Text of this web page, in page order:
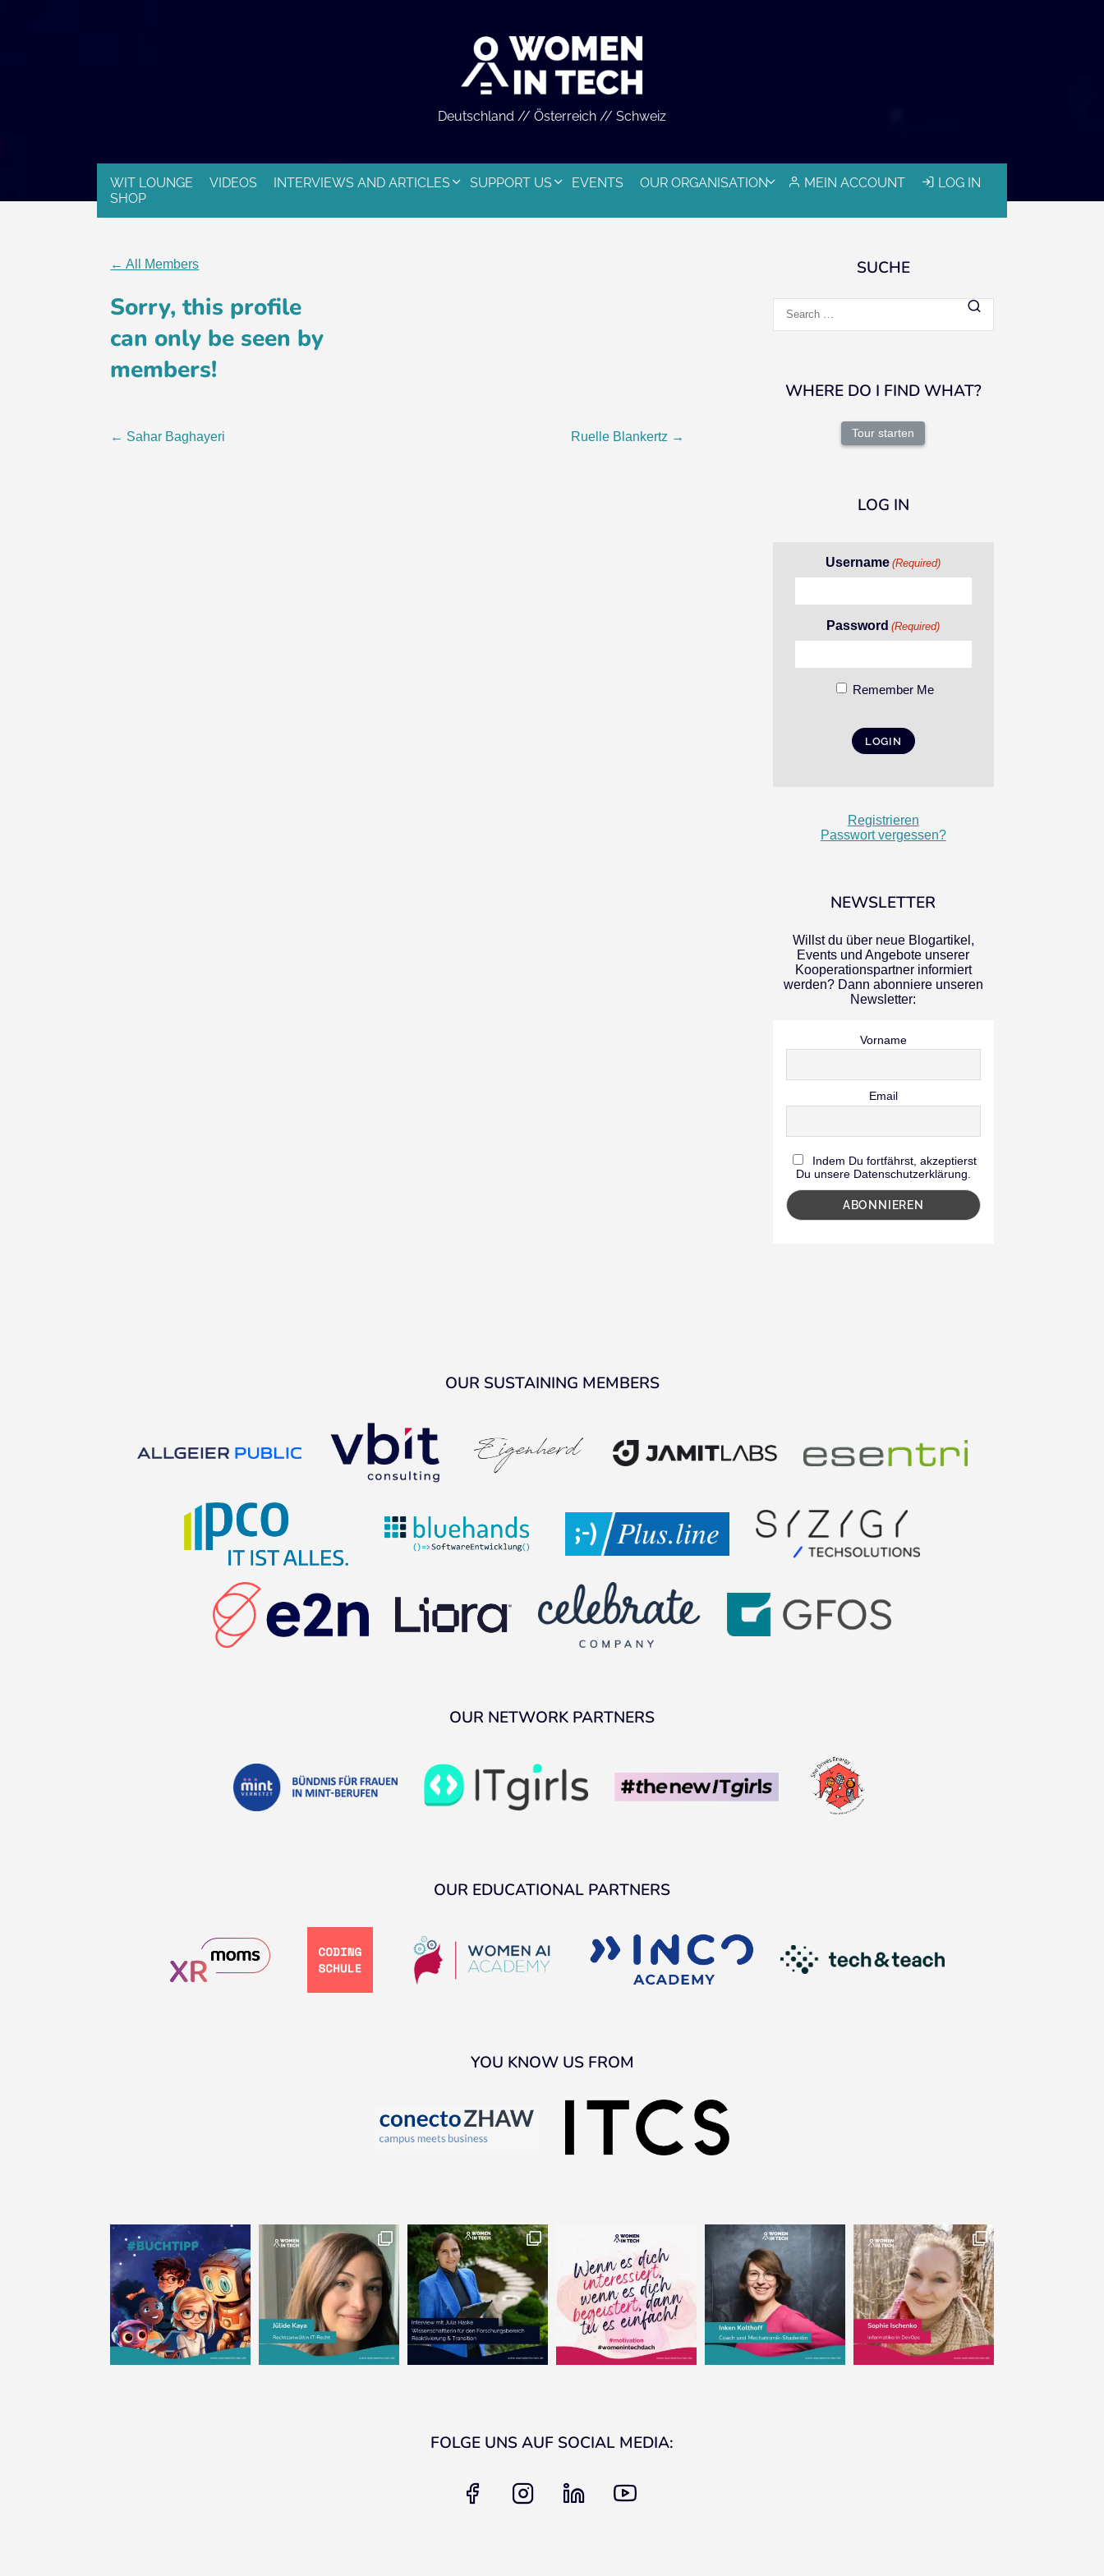
Deutschland // Österreich // Schweiz
MEIN ACCOUNT LOG IN
WIT LOUNGE VIDEOS INTERVIEWS AND ARTICLES SUPPORT US EVENTS
OUR ORGANISATION
SHOP
← All Members
Sorry, this profile
can only be seen by
members!
Post
← Sahar Baghayeri Ruelle Blankertz →
SUCHE
for:
WHERE DO I FIND WHAT?
Tour starten
LOG IN
Username (Required)
Password (Required)
Remember Me
Registrieren
Passwort vergessen?
NEWSLETTER
Willst du über neue Blogartikel,
Events und Angebote unserer
Kooperationspartner informiert
werden? Dann abonniere unseren
Newsletter:
Vorname
Email
Indem Du fortfährst, akzeptierst
Du unsere Datenschutzerklärung.
OUR SUSTAINING MEMBERS
OUR NETWORK PARTNERS
OUR EDUCATIONAL PARTNERS
YOU KNOW US FROM
FOLGE UNS AUF SOCIAL MEDIA:
facebook instagram